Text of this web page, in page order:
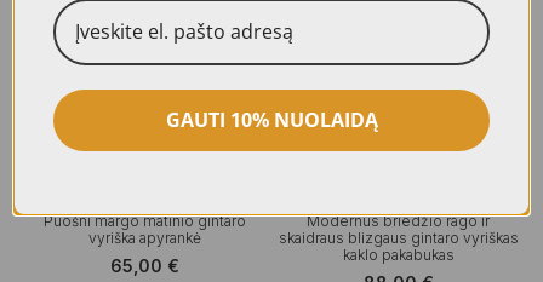
Puošni margo matinio gintaro
vyriška apyrankė
65,00 €
Modernus briedžio rago ir
skaidraus blizgaus gintaro vyriškas
kaklo pakabukas
GAUTI 10% NUOLAIDĄ